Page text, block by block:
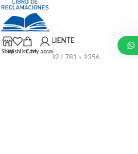
ATENCIÓN AL CLIENTE
Ventas: 386 - 4582 | 781 - 2356
ShopWishlistCartMy account